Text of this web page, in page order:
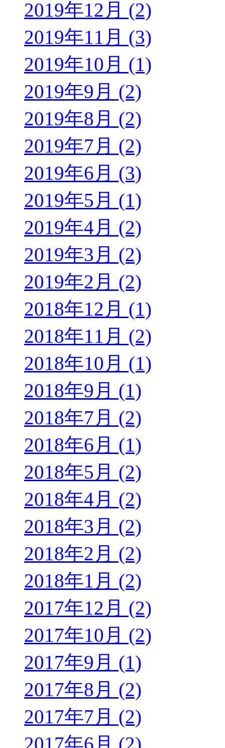
2019年12月 (2)
2019年11月 (3)
2019年10月 (1)
2019年9月 (2)
2019年8月 (2)
2019年7月 (2)
2019年6月 (3)
2019年5月 (1)
2019年4月 (2)
2019年3月 (2)
2019年2月 (2)
2018年12月 (1)
2018年11月 (2)
2018年10月 (1)
2018年9月 (1)
2018年7月 (2)
2018年6月 (1)
2018年5月 (2)
2018年4月 (2)
2018年3月 (2)
2018年2月 (2)
2018年1月 (2)
2017年12月 (2)
2017年10月 (2)
2017年9月 (1)
2017年8月 (2)
2017年7月 (2)